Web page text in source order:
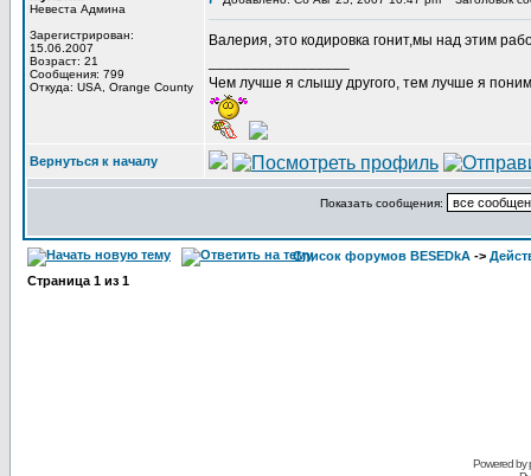
Невеста Админа
Зарегистрирован:
15.06.2007
Возраст: 21
Сообщения: 799
Откуда: USA, Orange County
Валерия, это кодировка гонит,мы над этим
Чем лучше я слышу другого, тем лучше я
Вернуться к началу
Показать сообщения:
Список форумов BESEDkA ->
Страница 1 из 1
Powered by